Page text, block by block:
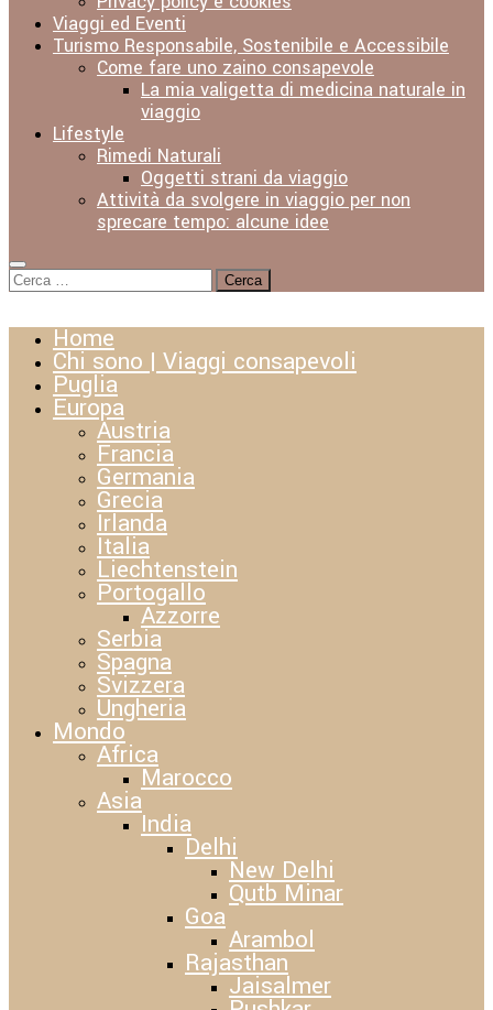
Viaggi ed Eventi
Turismo Responsabile, Sostenibile e Accessibile
Come fare uno zaino consapevole
La mia valigetta di medicina naturale in
viaggio
Lifestyle
Rimedi Naturali
Oggetti strani da viaggio
Attività da svolgere in viaggio per non
sprecare tempo: alcune idee
Ricerca
per:
Home
Chi sono | Viaggi consapevoli
Puglia
Europa
Austria
Francia
Germania
Grecia
Irlanda
Italia
Liechtenstein
Portogallo
Azzorre
Serbia
Spagna
Svizzera
Ungheria
Mondo
Africa
Marocco
Asia
India
Delhi
New Delhi
Qutb Minar
Goa
Arambol
Rajasthan
Jaisalmer